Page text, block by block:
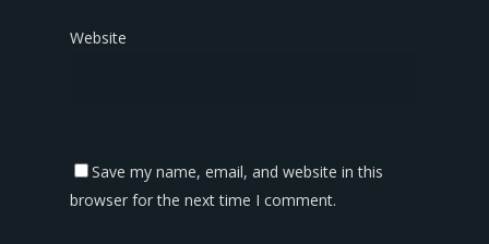
Website
Save my name, email, and website in this
browser for the next time I comment.